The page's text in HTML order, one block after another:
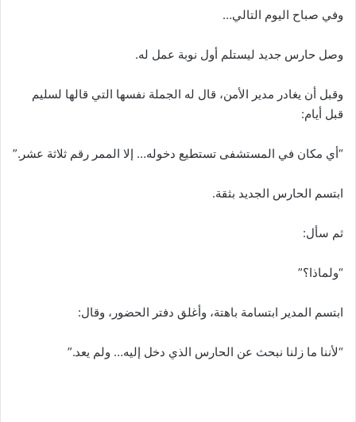
وفي صباح اليوم التالي…
وصل حارس جديد ليستلم أول نوبة عمل له.
وقبل أن يغادر مدير الأمن، قال له الجملة نفسها التي قالها لسليم
قبل أيام:
“أي مكان في المستشفى تستطيع دخوله… إلا الممر رقم ثلاثة عشر.”
ابتسم الحارس الجديد بثقة.
ثم سأل:
“ولماذا؟”
ابتسم المدير ابتسامة باهتة، وأغلق دفتر الحضور، وقال:
“لأننا ما زلنا نبحث عن الحارس الذي دخل إليه… ولم يعد.”